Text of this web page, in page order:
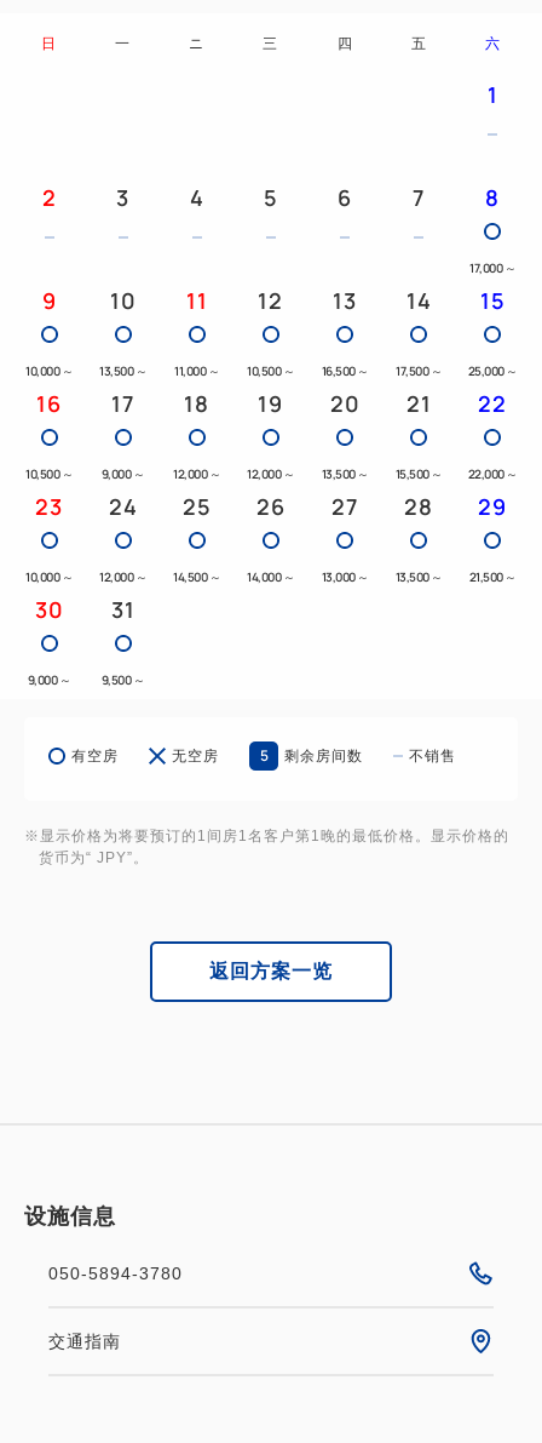
日 一 ニ 三 四 五 六
1
2 3 4 5 6 7 8
17,000 ～
9
10,000 ～
10
13,500 ～
11
11,000 ～
12
10,500 ～
13
16,500 ～
14
17,500 ～
15
25,000 ～
16
10,500 ～
17
9,000 ～
18
12,000 ～
19
12,000 ～
20
13,500 ～
21
15,500 ～
22
22,000 ～
23
10,000 ～
24
12,000 ～
25
14,500 ～
26
14,000 ～
27
13,000 ～
28
13,500 ～
29
21,500 ～
30
9,000 ～
31
9,500 ～
有空房 无空房 5 剩余房间数 不销售
※显示价格为将要预订的1间房1名客户第1晚的最低价格。显示价格的
货币为“ JPY”。
返回方案一览
设施信息
050-5894-3780
交通指南